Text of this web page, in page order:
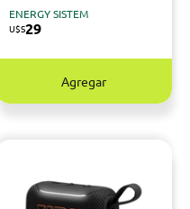
ENERGY SISTEM
U$S29
Agregar